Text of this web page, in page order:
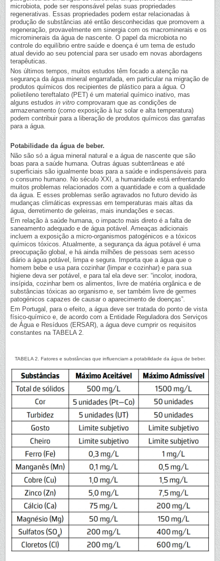
microbiota, pode ser responsável pelas suas propriedades
regenerativas. Essas propriedades podem estar relacionadas à
produção de substâncias até então desconhecidas que promovem a
regeneração, provavelmente em sinergia com os macrominerais e os
microminerais da água de nascente. O papel da microbiota no
controle do equilíbrio entre saúde e doença é um tema de estudo
atual devido ao seu potencial para ser usado em novas abordagens
terapêuticas.
Nos últimos tempos, muitos estudos têm focado a atenção na
segurança da água mineral engarrafada, em particular na migração de
produtos químicos dos recipientes de plástico para a água. O
polietileno tereftalato (PET) é um material químico inativo, mas
alguns estudos in vitro comprovaram que as condições de
armazenamento (como exposição à luz solar e alta temperatura)
podem contribuir para a liberação de produtos químicos das garrafas
para a água.
Potabilidade da água de beber.
Não são só a água mineral natural e a água de nascente que são
boas para a saúde humana. Outras águas subterrâneas e até
superficiais são igualmente boas para a saúde e indispensáveis para
o consumo humano. No século XXI, a humanidade está enfrentando
muitos problemas relacionados com a quantidade e com a qualidade
da água. E esses problemas serão agravados no futuro devido às
mudanças climáticas expressas em temperaturas mais altas da
água, derretimento de geleiras, mais inundações e secas.
Em relação à saúde humana, o impacto mais direto é a falta de
saneamento adequado e de água potável. Ameaças adicionais
incluem a exposição a micro-organismos patogénicos e a tóxicos
químicos tóxicos. Atualmente, a segurança da água potável é uma
preocupação global, e há ainda milhões de pessoas sem acesso
diário a água potável, limpa e segura. Importa que a água que o
homem bebe e usa para cozinhar (limpar e cozinhar) e para sua
higiene deva ser potável, e para tal ela deve ser: “incolor, inodora,
insípida, cozinhar bem os alimentos, livre de matéria orgânica e de
substâncias tóxicas ao organismo e, ser também livre de germes
patogénicos capazes de causar o aparecimento de doenças”.
Em Portugal, para o efeito, a água deve ser tratada do ponto de vista
físico-químico e, de acordo com a Entidade Reguladora dos Serviços
de Água e Resíduos (ERSAR), a água deve cumprir os requisitos
constantes na TABELA 2.
TABELA 2. Fatores e substâncias que influenciam a potabilidade da água de beber.